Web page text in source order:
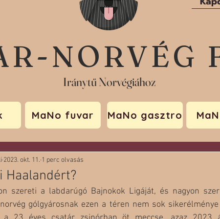
NORVÉG
Iránytű Norvégiához
MaNo fuvar MaNo gasztro
Haalandért?
2023. okt. 11. 1 perc olvasás
szereti a labdarúgó Bajnokok Ligáját, és nagyon
gólgyárosnak ezen a téren nem sok